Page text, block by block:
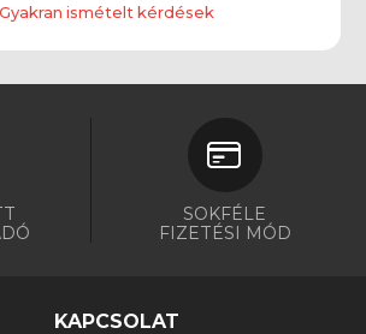
Gyakran ismételt kérdések
SOKFÉLE
FIZETÉSI MÓD
KAPCSOLAT